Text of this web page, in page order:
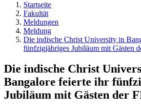
Startseite
Fakultät
Meldungen
Meldung
Die indische Christ University in
fünfzigjähriges Jubiläum mit Gästen
Die indische Christ
Bangalore feierte ihr
Jubiläum mit Gästen der